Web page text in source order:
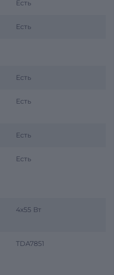
Есть
Есть
Есть
Есть
Есть
Есть
4х55 Вт
TDA7851